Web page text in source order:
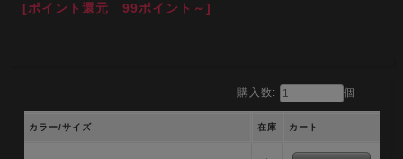
[ポイント還元 99ポイント～]
購入数: 個
カラー/サイズ 在庫 カート